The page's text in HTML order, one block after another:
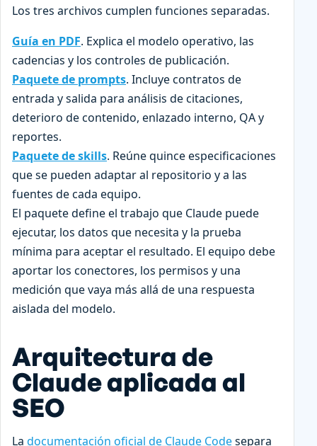
Los tres archivos cumplen funciones separadas.
Guía en PDF. Explica el modelo operativo, las
cadencias y los controles de publicación.
Paquete de prompts. Incluye contratos de
entrada y salida para análisis de citaciones,
deterioro de contenido, enlazado interno, QA y
reportes.
Paquete de skills. Reúne quince especificaciones
que se pueden adaptar al repositorio y a las
fuentes de cada equipo.
El paquete define el trabajo que Claude puede
ejecutar, los datos que necesita y la prueba
mínima para aceptar el resultado. El equipo debe
aportar los conectores, los permisos y una
medición que vaya más allá de una respuesta
aislada del modelo.
Arquitectura de
Claude aplicada al
SEO
La documentación oficial de Claude Codesepara